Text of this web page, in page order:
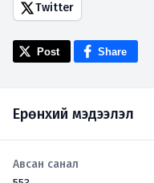
Twitter
Post Share
Ерөнхий мэдээлэл
Авсан санал